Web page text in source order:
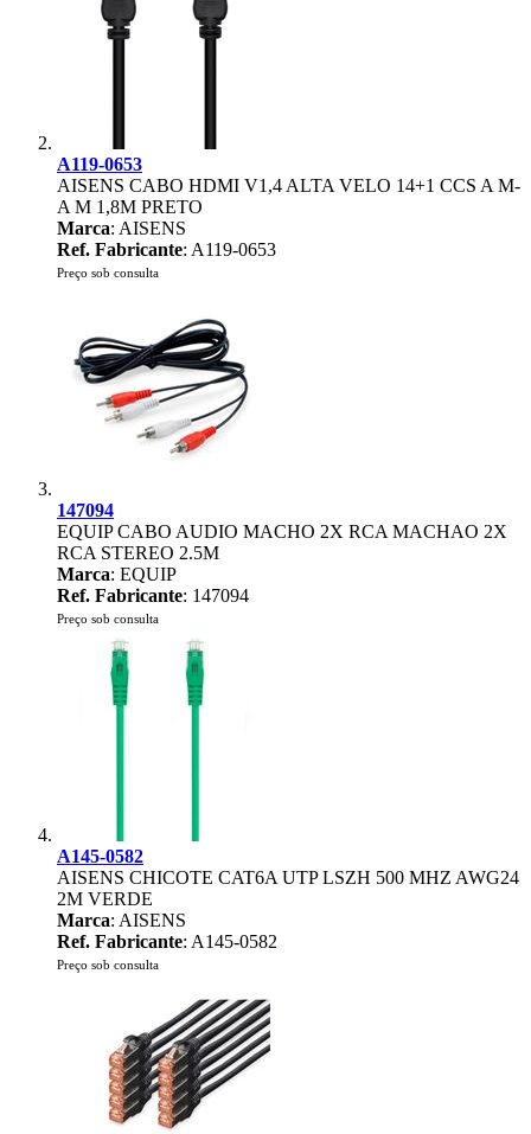
A119-0653
AISENS CABO HDMI V1,4 ALTA VELO 14+1 CCS A M-
A M 1,8M PRETO
Marca: AISENS
Ref. Fabricante: A119-0653
Preço sob consulta
147094
EQUIP CABO AUDIO MACHO 2X RCA MACHAO 2X
RCA STEREO 2.5M
Marca: EQUIP
Ref. Fabricante: 147094
Preço sob consulta
A145-0582
AISENS CHICOTE CAT6A UTP LSZH 500 MHZ AWG24
2M VERDE
Marca: AISENS
Ref. Fabricante: A145-0582
Preço sob consulta